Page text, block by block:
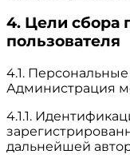
4. Цели сбора
пользователя
4.1.
Администрация
4.1.1.
дальнейшей